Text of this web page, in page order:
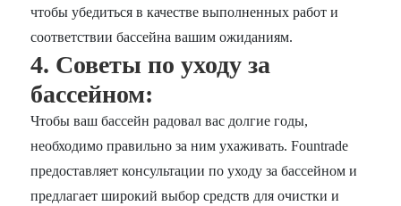
чтобы убедиться в качестве выполненных работ и
соответствии бассейна вашим ожиданиям.
4. Советы по уходу за
бассейном:
Чтобы ваш бассейн радовал вас долгие годы,
необходимо правильно за ним ухаживать. Fountrade
предоставляет консультации по уходу за бассейном и
предлагает широкий выбор средств для очистки и